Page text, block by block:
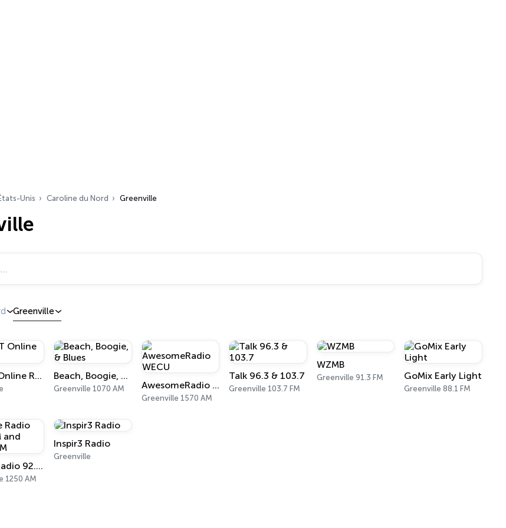
Unis Caroline du Nord Greenville
Greenville
WDDT Online Radio Beach, Boogie, & Blues
Greenville 1070 AM AwesomeRadio WECU
Greenville 1570 AM
Talk 96.3 & 103.7
Greenville 103.7 FM
WZMB
Greenville 91.3 FM GoMix Early Light
Greenville 88.1 FM
Pirate Radio 92.7 FM and 104.1 FM
1250 AM
Inspir3 Radio
Greenville